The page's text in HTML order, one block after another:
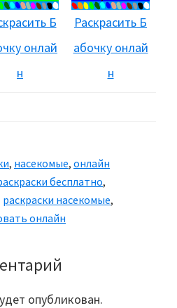
Б
онлай
н
Раскрасить Б
абочку онлай
н
, насекомые, онлайн
бесплатно,
раскраски насекомые,
онлайн
опубликован.